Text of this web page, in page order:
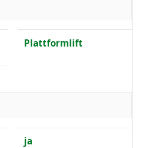
Plattformlift
ja